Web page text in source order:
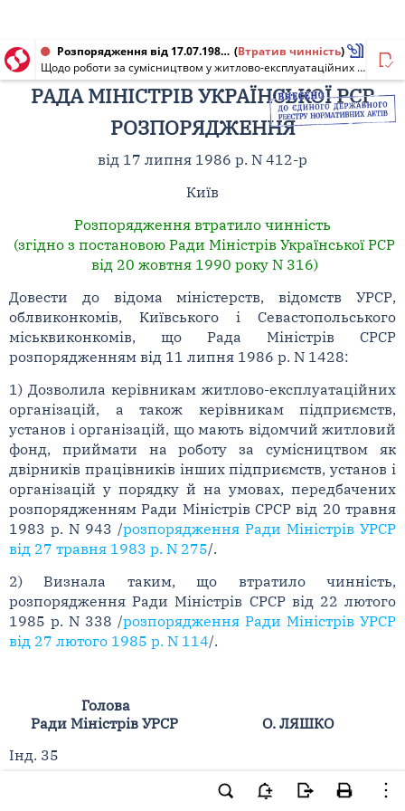
Розпорядження від 17.07.1986 № 412-р (Втратив чинність)
Щодо роботи за сумісництвом у житлово-експлуатаційних організаціях